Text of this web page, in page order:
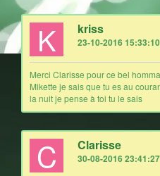
K kriss
23-10-2016 15:33:10
Merci Clarisse pour ce bel
Mikette je sais que tu es au
la nuit je pense à toi tu le sais
C Clarisse
30-08-2016 23:41:27